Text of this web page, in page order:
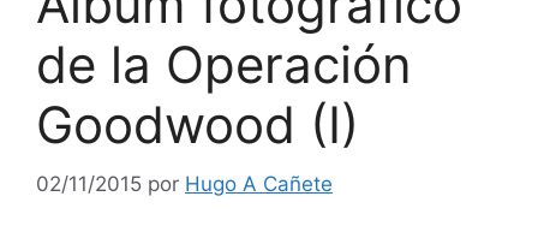
de la Operación
Goodwood (I)
02/11/2015 por Hugo A Cañete